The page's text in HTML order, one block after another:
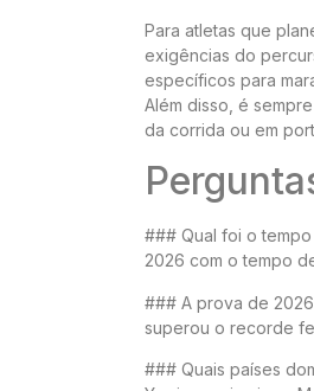
Para atletas que
exigências do
específicos para
Além disso, é
da corrida ou em
### Qual foi o tempo
2026 com o tempo
### A prova de
superou o recorde
### Quais países